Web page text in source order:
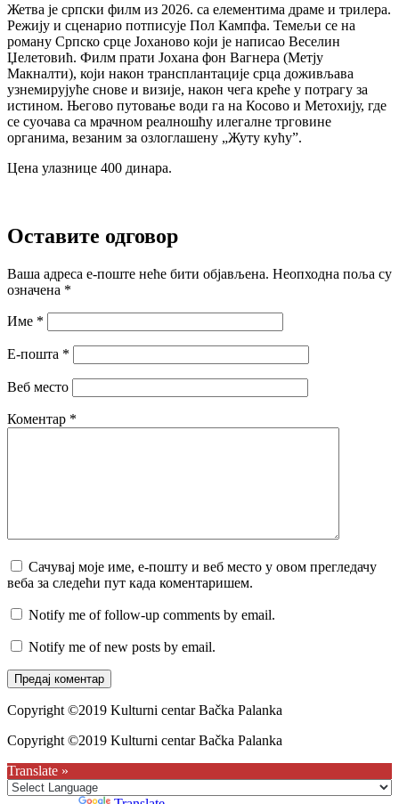
Жетва је српски филм из 2026. са елементима драме и трилера.
Режију и сценарио потписује Пол Кампфа. Темељи се на
роману Српско срце Јоханово који је написао Веселин
Џелетовић. Филм прати Јохана фон Вагнера (Метју
Макналти), који након трансплантације срца доживљава
узнемирујуће снове и визије, након чега креће у потрагу за
истином. Његово путовање води га на Косово и Метохију, где
се суочава са мрачном реалношћу илегалне трговине
органима, везаним за озлоглашену „Жуту кућу”.
Цена улазнице 400 динара.
Оставите одговор
Ваша адреса е-поште неће бити објављена. Неопходна поља су
означена *
Име *
Е-пошта *
Веб место
Коментар *
Сачувај моје име, е-пошту и веб место у овом прегледачу
веба за следећи пут када коментаришем.
Notify me of follow-up comments by email.
Notify me of new posts by email.
Copyright ©2019 Kulturni centar Bačka Palanka
Copyright ©2019 Kulturni centar Bačka Palanka
Translate »